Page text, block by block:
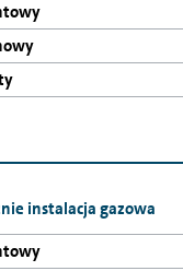
instalacja gazowa